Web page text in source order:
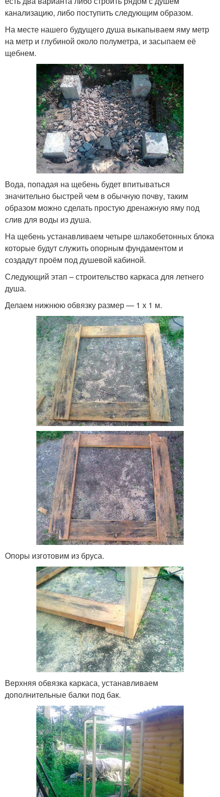
канализацию, либо поступить следующим образом.
На месте нашего будущего душа выкапываем яму метр
на метр и глубиной около полуметра, и засыпаем её
щебнем.
Вода, попадая на щебень будет впитываться
значительно быстрей чем в обычную почву, таким
образом можно сделать простую дренажную яму под
слив для воды из душа.
На щебень устанавливаем четыре шлакобетонных блока
которые будут служить опорным фундаментом и
создадут проём под душевой кабиной.
Следующий этап – строительство каркаса для летнего
душа.
Делаем нижнюю обвязку размер — 1 х 1 м.
Опоры изготовим из бруса.
Верхняя обвязка каркаса, устанавливаем
дополнительные балки под бак.